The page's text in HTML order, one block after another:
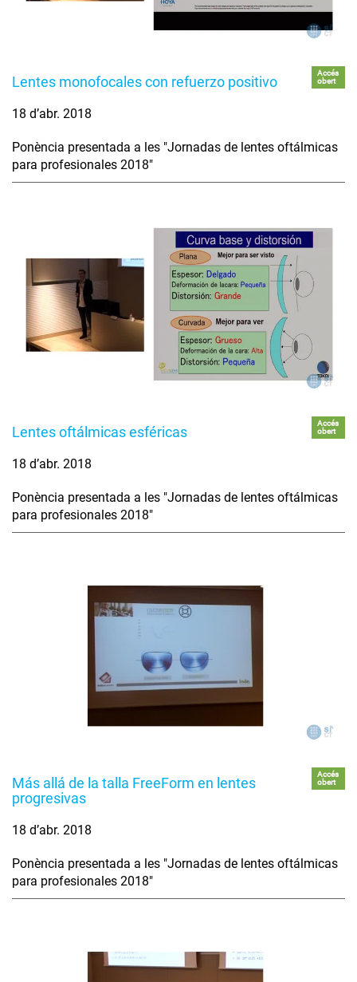
Lentes monofocales con refuerzo positivo
Accés
obert
18 d’abr. 2018
Ponència presentada a les "Jornadas de lentes oftálmicas
para profesionales 2018"
Lentes oftálmicas esféricas
Accés
obert
18 d’abr. 2018
Ponència presentada a les "Jornadas de lentes oftálmicas
para profesionales 2018"
Más allá de la talla FreeForm en lentes
progresivas
Accés
obert
18 d’abr. 2018
Ponència presentada a les "Jornadas de lentes oftálmicas
para profesionales 2018"